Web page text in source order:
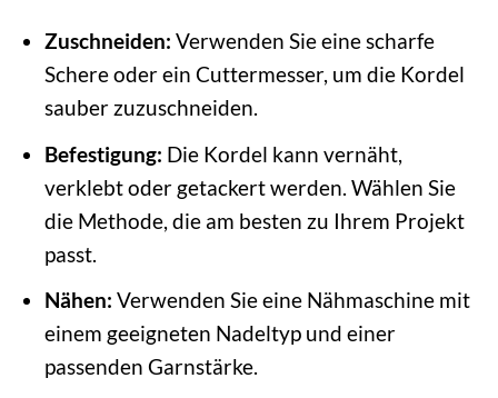
Zuschneiden: Verwenden Sie eine scharfe
Schere oder ein Cuttermesser, um die Kordel
sauber zuzuschneiden.
Befestigung: Die Kordel kann vernäht,
verklebt oder getackert werden. Wählen Sie
die Methode, die am besten zu Ihrem Projekt
passt.
Nähen: Verwenden Sie eine Nähmaschine mit
einem geeigneten Nadeltyp und einer
passenden Garnstärke.